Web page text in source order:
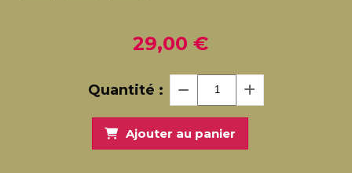
29,00 €
Quantité :
Ajouter au panier